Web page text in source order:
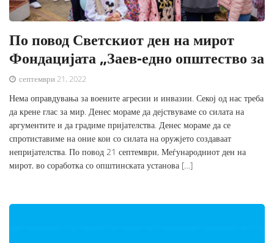
По повод Светскиот ден на мирот
Фондацијата „Заев-едно општество за
септември 21, 2022
Нема оправдувања за воените агресии и инвазии. Секој од нас треба
да крене глас за мир. Денес мораме да дејствуваме со силата на
аргументите и да градиме пријателства. Денес мораме да се
спротиставиме на оние кои со силата на оружјето создаваат
непријателства. По повод 21 септември, Меѓународниот ден на
мирот, во соработка со општинската установа […]